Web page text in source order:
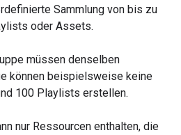
Sammlung von bis zu
oder Assets.
müssen denselben
können beispielsweise keine
100 Playlists erstellen.
nur Ressourcen enthalten, die